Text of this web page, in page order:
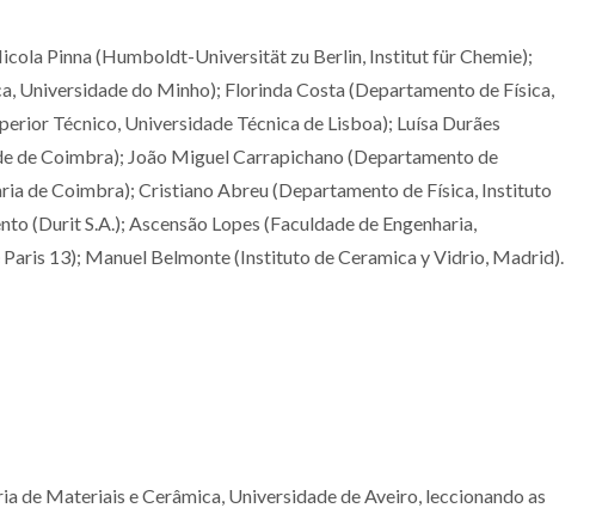
os
da
UA líder nacional e top
200 mundial em
Ciências dos Materiais
Novo dispositivo
eletrolítico
patenteado promete
água potável mais
Pinna (Humboldt-Universität zu Berlin, Institut für Chemie);
Universidade do Minho); Florinda Costa (Departamento de Física,
Técnico, Universidade Técnica de Lisboa); Luísa Durães
de Coimbra); João Miguel Carrapichano (Departamento de
de Coimbra); Cristiano Abreu (Departamento de Física, Instituto
(Durit S.A.); Ascensão Lopes (Faculdade de Engenharia,
13); Manuel Belmonte (Instituto de Ceramica y Vidrio, Madrid).
de Materiais e Cerâmica, Universidade de Aveiro, leccionando as